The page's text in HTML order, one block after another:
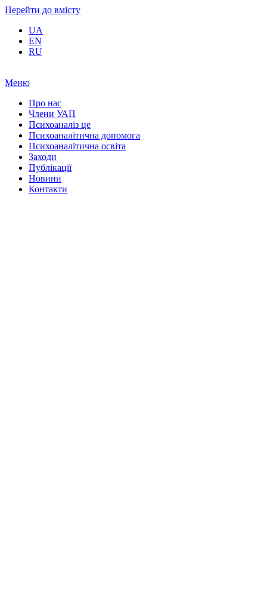
Перейти до вмісту
UA
EN
RU
Меню
Про нас
Члени УАП
Психоаналіз це
Психоаналітична допомога
Психоаналітична освіта
Заходи
Публікації
Новини
Контакти